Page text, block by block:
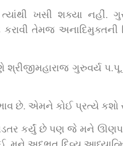
ખસી શક્યા નહીં.
કરાવી તેમજ
ગુરુવર્ય પ.પૂ.
એમને કોઈ પ્રત્યે કશો
છે પણ જે મને ઊણપ